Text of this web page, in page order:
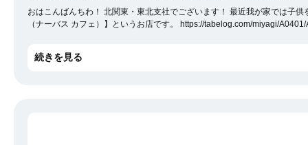
おはこんばんちわ！ 北関東・東北支社でございます！ 最近我が家では子
（ナーバス カフェ）】というお店です。 https://tabelog.com/miyagi/A0401/A040102/4025081/ 店内は喫茶メニューと合わせて服も売っている喫茶店になっており、 兎に角服のデザインも併せてメロンソーダ推し！ 今回はお昼
続きを見る